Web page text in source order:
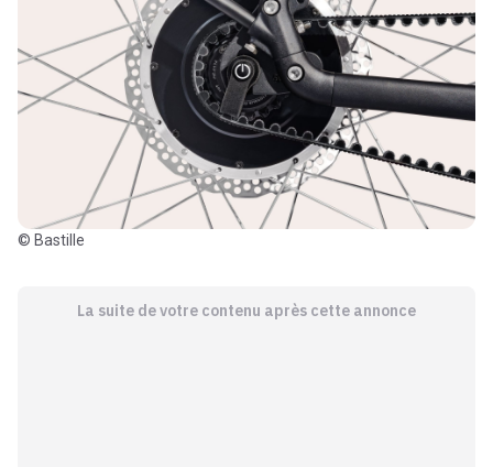
© Bastille
La suite de votre contenu après cette annonce